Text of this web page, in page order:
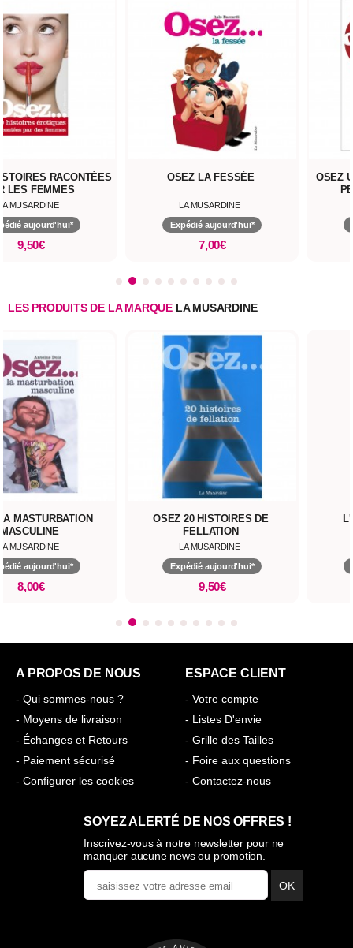
RACONTÉES
LES FEMMES
MUSARDINE
aujourd'hui*
9,50€
OSEZ LA FESSÉE
LA MUSARDINE
Expédié aujourd'hui*
7,00€
OSEZ
LES PRODUITS DE LA MARQUE LA MUSARDINE
MASTURBATION
MASCULINE
MUSARDINE
aujourd'hui*
8,00€
OSEZ 20 HISTOIRES DE
FELLATION
LA MUSARDINE
Expédié aujourd'hui*
9,50€
A PROPOS DE NOUS
- Qui sommes-nous ?
- Moyens de livraison
- Échanges et Retours
- Paiement sécurisé
- Configurer les cookies
ESPACE CLIENT
- Votre compte
- Listes D'envie
- Grille des Tailles
- Foire aux questions
- Contactez-nous
SOYEZ ALERTÉ DE NOS OFFRES !
Inscrivez-vous à notre newsletter pour ne
manquer aucune news ou promotion.
OK